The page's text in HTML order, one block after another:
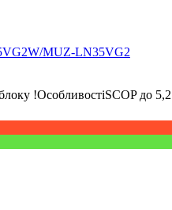
MUZ-LN35VG2
!ОсобливостіSCOP до